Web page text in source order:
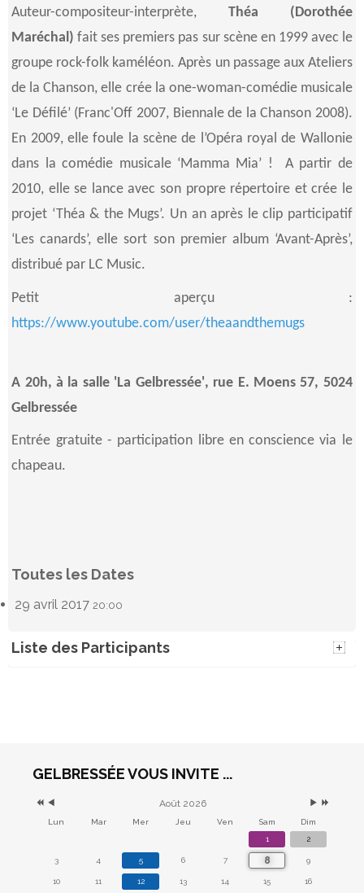
Auteur-compositeur-interprète, Théa (Dorothée
Maréchal) fait ses premiers pas sur scène en 1999 avec le
groupe rock-folk kaméléon. Après un passage aux Ateliers
de la Chanson, elle crée la one-woman-comédie musicale
‘Le Défilé’ (Franc'Off 2007, Biennale de la Chanson 2008).
En 2009, elle foule la scène de l’Opéra royal de Wallonie
dans la comédie musicale ‘Mamma Mia’ ! A partir de
2010, elle se lance avec son propre répertoire et crée le
projet ‘Théa & the Mugs’. Un an après le clip participatif
‘Les canards’, elle sort son premier album ‘Avant-Après’,
distribué par LC Music.
Petit aperçu :
https://www.youtube.com/user/theaandthemugs
A 20h, à la salle 'La Gelbressée', rue E. Moens 57, 5024
Gelbressée
Entrée gratuite - participation libre en conscience via le
chapeau.
Toutes les Dates
29 avril 201720:00
Liste des Participants
GELBRESSÉE VOUS INVITE ...
Août 2026
Lun Mar Mer Jeu Ven Sam
Dim
1
2
3 4 5 6 7 8 9
10 11 12 13 14 15 16